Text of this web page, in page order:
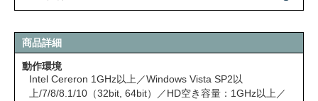
商品詳細
動作環境
Intel Cereron 1GHz以上／Windows Vista SP2以
上/7/8/8.1/10（32bit, 64bit）／HD空き容量：1GHz以上／